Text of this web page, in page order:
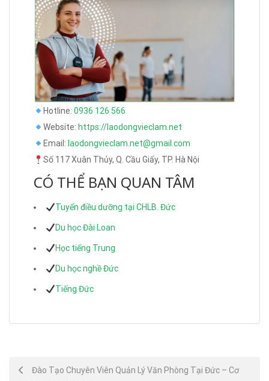
Hotline: 0936 126 566
Website: https://laodongvieclam.net
Email: laodongvieclam.net@gmail.com
Số 117 Xuân Thủy, Q. Cầu Giấy, TP. Hà Nội
CÓ THỂ BẠN QUAN TÂM
Tuyển điều dưỡng tại CHLB. Đức
Du học Đài Loan
Học tiếng Trung
Du học nghề Đức
Tiếng Đức
PostĐào Tạo Chuyên Viên Quản Lý Văn Phòng Tại Đức – Cơ